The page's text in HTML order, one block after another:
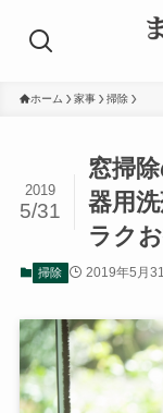
ホーム 家事 掃除
窓掃
器用
ラク
2019
5/31
掃除 2019年5月